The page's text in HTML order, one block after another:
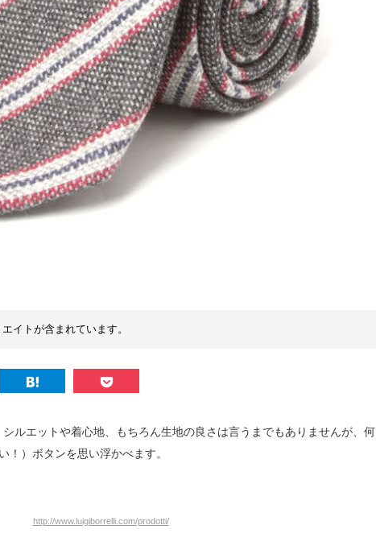
イトが含まれています。
ルエットや着心地、もちろん生地の良さは言うまでもありませんが、何
！）ボタンを思い浮かべます。
http://www.luigiborrelli.com/prodotti/